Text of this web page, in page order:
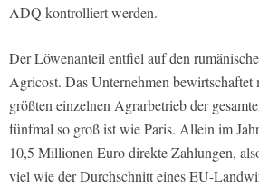
ADQ kontrolliert werden.
Der Löwenanteil entfiel auf den
Agricost. Das Unternehmen
größten einzelnen Agrarbetrieb der
fünfmal so groß ist wie Paris. Allein im
10,5 Millionen Euro direkte Zahlungen,
viel wie der Durchschnitt eines EU-